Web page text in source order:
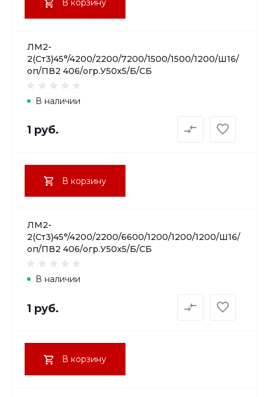
В корзину
ЛМ2-
2(Ст3)45°/4200/2200/7200/1500/1500/1200/Ш16/
оп/ПВ2 406/огр.У50х5/Б/СБ
В наличии
1 руб.
В корзину
ЛМ2-
2(Ст3)45°/4200/2200/6600/1200/1200/1200/Ш16/
оп/ПВ2 406/огр.У50х5/Б/СБ
В наличии
1 руб.
В корзину